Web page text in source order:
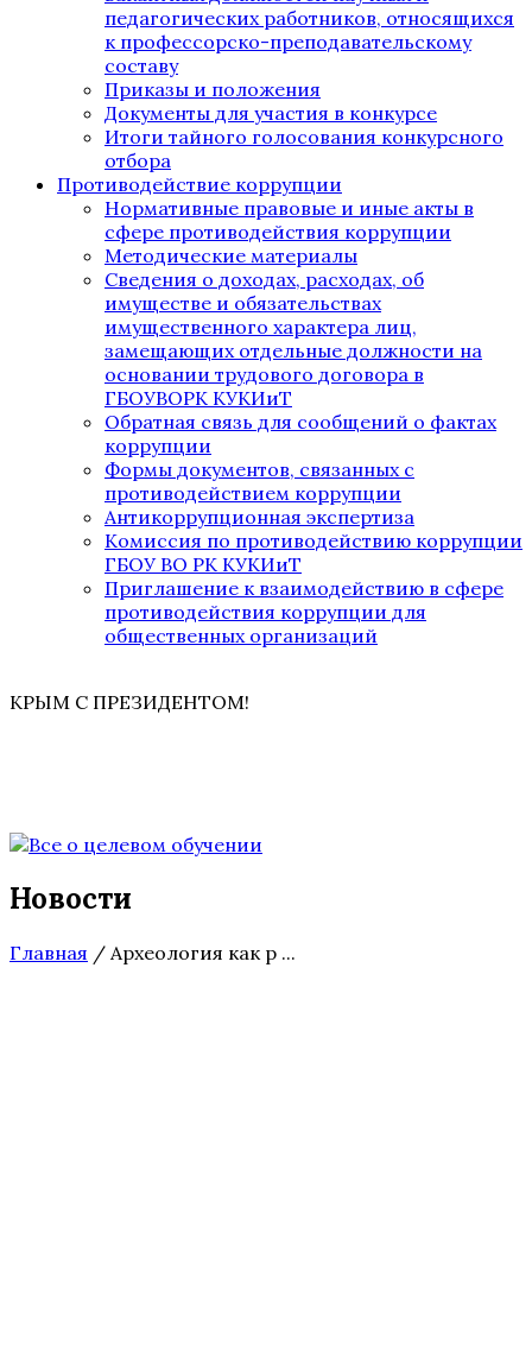
педагогических работников, относящихся
к профессорско-преподавательскому
составу
Приказы и положения
Документы для участия в конкурсе
Итоги тайного голосования конкурсного
отбора
Противодействие коррупции
Нормативные правовые и иные акты в
сфере противодействия коррупции
Методические материалы
Сведения о доходах, расходах, об
имуществе и обязательствах
имущественного характера лиц,
замещающих отдельные должности на
основании трудового договора в
ГБОУВОРК КУКИиТ
Обратная связь для сообщений о фактах
коррупции
Формы документов, связанных с
противодействием коррупции
Антикоррупционная экспертиза
Комиссия по противодействию коррупции
ГБОУ ВО РК КУКИиТ
Приглашение к взаимодействию в сфере
противодействия коррупции для
общественных организаций
КРЫМ С ПРЕЗИДЕНТОМ!
Новости
Главная / Археология как р ...